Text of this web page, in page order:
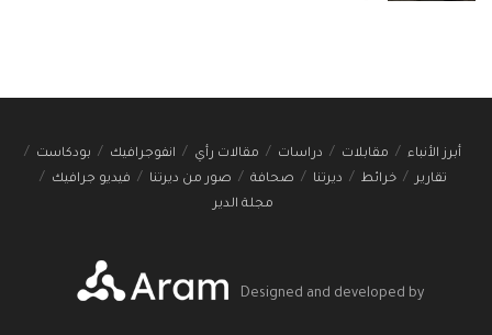
أبرز الأنباء مقابلات دراسات مقالات رأي انفوجرافيك
بودكاست
تقارير
خرائط ديرتنا صحافة صور من ديرتنا
فيديو جرافيك
مجلة الدير
Designed and developed by